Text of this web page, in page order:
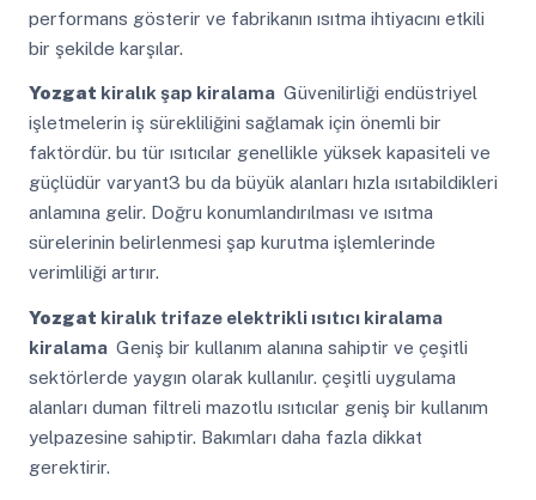
performans gösterir ve fabrikanın ısıtma ihtiyacını etkili
bir şekilde karşılar.
Yozgat kiralık şap kiralama Güvenilirliği endüstriyel
işletmelerin iş sürekliliğini sağlamak için önemli bir
faktördür. bu tür ısıtıcılar genellikle yüksek kapasiteli ve
güçlüdür varyant3 bu da büyük alanları hızla ısıtabildikleri
anlamına gelir. Doğru konumlandırılması ve ısıtma
sürelerinin belirlenmesi şap kurutma işlemlerinde
verimliliği artırır.
Yozgat kiralık trifaze elektrikli ısıtıcı kiralama
kiralama Geniş bir kullanım alanına sahiptir ve çeşitli
sektörlerde yaygın olarak kullanılır. çeşitli uygulama
alanları duman filtreli mazotlu ısıtıcılar geniş bir kullanım
yelpazesine sahiptir. Bakımları daha fazla dikkat
gerektirir.